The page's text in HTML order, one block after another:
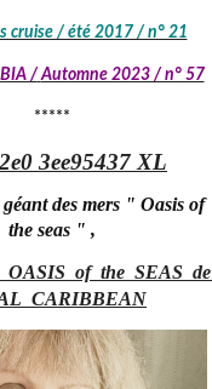
cruise / été 2017 / n° 21
/ Automne 2023 / n° 57
*****
des mers " Oasis of
the seas " ,
OASIS of the SEAS de
CARIBBEAN